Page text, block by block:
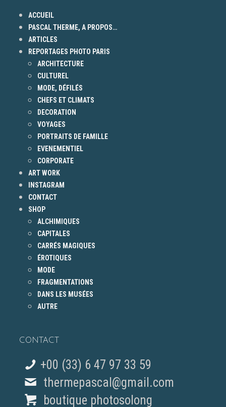
ACCUEIL
PASCAL THERME, A PROPOS…
ARTICLES
REPORTAGES PHOTO PARIS
ARCHITECTURE
CULTUREL
MODE, DÉFILÉS
CHEFS ET CLIMATS
DECORATION
VOYAGES
PORTRAITS DE FAMILLE
EVENEMENTIEL
CORPORATE
ART WORK
INSTAGRAM
CONTACT
SHOP
ALCHIMIQUES
CAPITALES
CARRÉS MAGIQUES
ÉROTIQUES
MODE
FRAGMENTATIONS
DANS LES MUSÉES
AUTRE
CONTACT
+00 (33) 6 47 97 33 59
thermepascal@gmail.com
boutique photosolong